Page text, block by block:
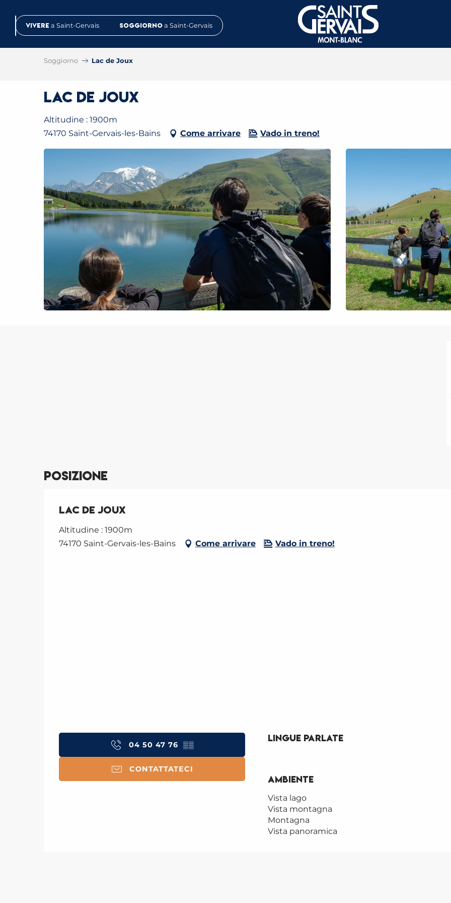
contenuVivere a Saint-Gervais Soggiorno a Saint-Gervais
Soggiorno Lac de Joux
Lac de Joux
Altitudine : 1900m
74170 Saint-Gervais-les-Bains
Come arrivare Vado in treno!
Posizione
Lac de Joux
Altitudine : 1900m
74170 Saint-Gervais-les-Bains
Come arrivare Vado in treno!
04 50 47 76 ▒▒
CONTATTATECI
Lingue parlate
Lingue parlate
Ambiente
Ambiente
Vista lago
Vista montagna
Montagna
Vista panoramica